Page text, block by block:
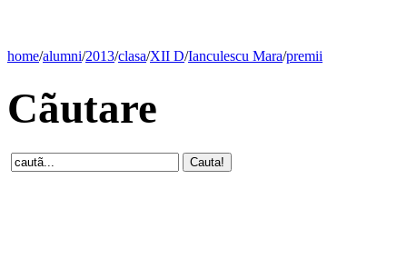
home/alumni/2013/clasa/XII D/Ianculescu Mara/premii
Cãutare